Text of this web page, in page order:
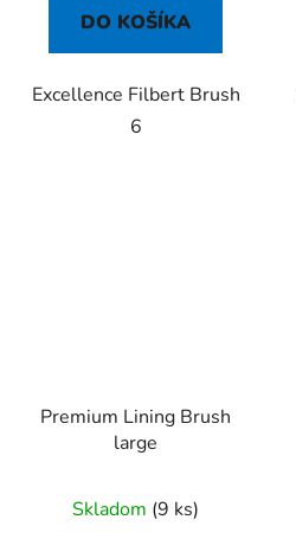
DO KOŠÍKA
Excellence Filbert Brush
6
Premium Lining Brush
large
Skladom (9 ks)